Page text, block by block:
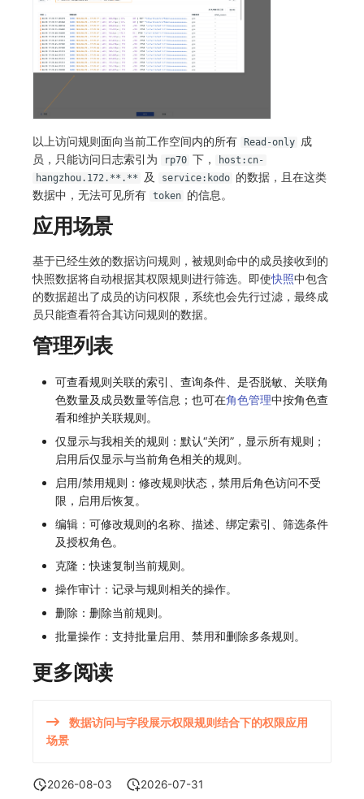
以上访问规则面向当前工作空间内的所有 Read-only
成
员，只能访问日志索引为
rp70 下，
host:cn-
hangzhou.172.**.**
及 service:kodo
的数据，且在这类
数据中，无法可见所有 token 的信息。
应用场景
基于已经生效的数据访问规则，被规则命中的成员接收到的
快照数据将自动根据其权限规则进行筛选。即使快照中包含
的数据超出了成员的访问权限，系统也会先行过滤，最终成
员只能查看符合其访问规则的数据。
管理列表
可查看规则关联的索引、查询条件、是否脱敏、关联角
色数量及成员数量等信息；也可在角色管理中按角色查
看和维护关联规则。
仅显示与我相关的规则：默认“关闭”，显示所有规则；
启用后仅显示与当前角色相关的规则。
启用/禁用规则：修改规则状态，禁用后角色访问不受
限，启用后恢复。
编辑：可修改规则的名称、描述、绑定索引、筛选条件
及授权角色。
克隆：快速复制当前规则。
操作审计：记录与规则相关的操作。
删除：删除当前规则。
批量操作：支持批量启用、禁用和删除多条规则。
更多阅读
数据访问与字段展示权限规则结合下的权限应用
场景
2026-08-03 2026-07-31